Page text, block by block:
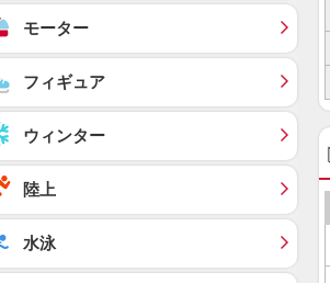
モーター
フィギュア
ウィンター
陸上
水泳